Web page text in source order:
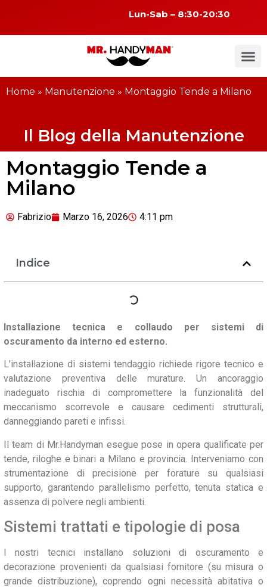
Lun-Sab – 8:30-20:30
Home » Manutenzione » Montaggio Tende a Milano
Il Blog della Manutenzione
Montaggio Tende a
Milano
Fabrizio Marzo 16, 2026 4:11 pm
Indice
Installazione tecnica e collaudo per sistemi di
oscuramento da interno ed esterno.
L’installazione di sistemi tendaggio richiede rigore tecnico e
valutazione preventiva delle murature. Un ancoraggio
inadeguato rischia di compromettere la funzionalità del
meccanismo scorrevole e causare cedimenti strutturali,
danneggiando pareti e infissi.
Il team di Mr.Handyman esegue pose in opera qualificate per
tende, riloghe e binari a Milano e provincia. Interveniamo con
strumentazione di precisione per forature su qualsiasi
supporto, garantendo parallelismo perfetto, tenuta statica e
assenza di polvere negli ambienti.
Sistemi trattati e tipologie di posa
I nostri tecnici installano soluzioni di oscuramento e
decorazione provenienti da qualsiasi fornitore (su misura o
grande distribuzione), coprendo ogni necessità abitativa o